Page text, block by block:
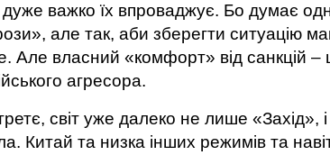
важко їх впроваджує. Бо думає
але так, аби зберегти ситуацію
Але власний «комфорт» від санкцій –
агресора.
світ уже далеко не лише «Захід»,
Китай та низка інших режимів та